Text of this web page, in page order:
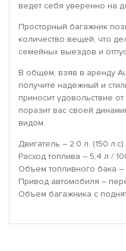
ведет себя уверенно на
Просторный багажник
количество вещей, что
семейных выездов и
В общем, взяв в аренду
получите надежный и
приносит удовольствие
поразит вас своей
видом.
Двигатель – 2.0 л. (150 л.с)
Расход топлива – 5,4 л /
Объем топливного бака –
Привод автомобиля –
Объем багажника с